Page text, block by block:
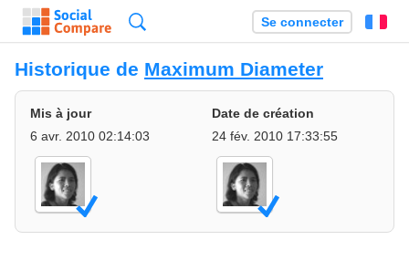
Se connecter
Historique de Maximum Diameter
Mis à jour
6 avr. 2010 02:14:03
Date de création
24 fév. 2010 17:33:55